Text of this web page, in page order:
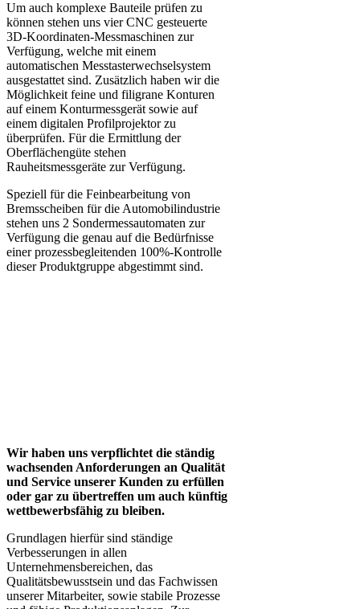
Um auch komplexe Bauteile prüfen zu
können stehen uns vier CNC gesteuerte
3D-Koordinaten-Messmaschinen zur
Verfügung, welche mit einem
automatischen Messtasterwechselsystem
ausgestattet sind. Zusätzlich haben wir die
Möglichkeit feine und filigrane Konturen
auf einem Konturmessgerät sowie auf
einem digitalen Profilprojektor zu
überprüfen. Für die Ermittlung der
Oberflächengüte stehen
Rauheitsmessgeräte zur Verfügung.
Speziell für die Feinbearbeitung von
Bremsscheiben für die Automobilindustrie
stehen uns 2 Sondermessautomaten zur
Verfügung die genau auf die Bedürfnisse
einer prozessbegleitenden 100%-Kontrolle
dieser Produktgruppe abgestimmt sind.
Wir haben uns verpflichtet die ständig
wachsenden Anforderungen an Qualität
und Service unserer Kunden zu erfüllen
oder gar zu übertreffen um auch künftig
wettbewerbsfähig zu bleiben.
Grundlagen hierfür sind ständige
Verbesserungen in allen
Unternehmensbereichen, das
Qualitätsbewusstsein und das Fachwissen
unserer Mitarbeiter, sowie stabile Prozesse